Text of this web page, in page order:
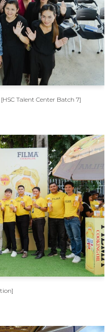
Talent Center Batch 7]